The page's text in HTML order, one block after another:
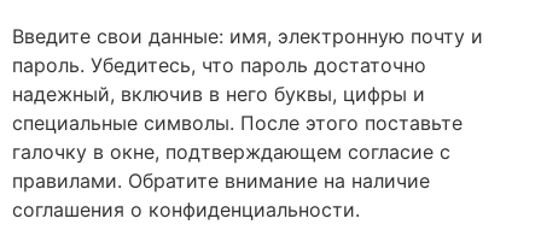
Введите свои данные: имя, электронную почту и
пароль. Убедитесь, что пароль достаточно
надежный, включив в него буквы, цифры и
специальные символы. После этого поставьте
галочку в окне, подтверждающем согласие с
правилами. Обратите внимание на наличие
соглашения о конфиденциальности.